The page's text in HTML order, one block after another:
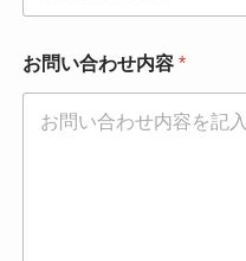
お
問
お問い合わせ内容 *